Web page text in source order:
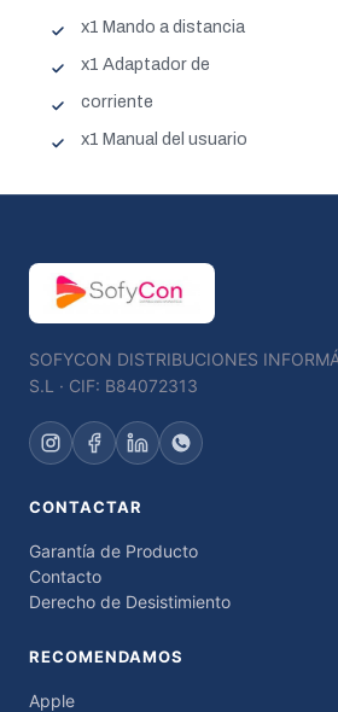
x1 Mando a distancia
x1 Adaptador de
corriente
x1 Manual del usuario
SOFYCON DISTRIBUCIONES
S.L · CIF: B84072313
CONTACTAR
Garantía de Producto
Contacto
Derecho de Desistimiento
RECOMENDAMOS
Apple